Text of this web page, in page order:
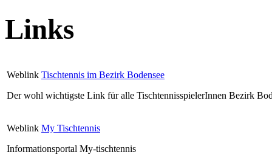
Links
Weblink Tischtennis im Bezirk Bodensee
Der wohl wichtigste Link für alle TischtennisspielerInnen Bezirk
Weblink My Tischtennis
Informationsportal My-tischtennis